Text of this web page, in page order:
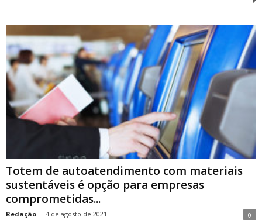
Totem de autoatendimento com materiais
sustentáveis é opção para empresas
comprometidas...
Redação - 4 de agosto de 2021 0